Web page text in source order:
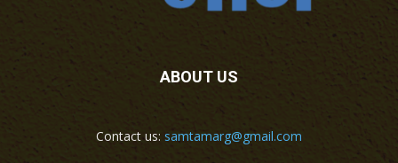
ABOUT US
Contact us: samtamarg@gmail.com